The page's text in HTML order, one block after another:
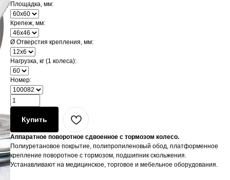
Площадка, мм:
Крепеж, мм:
Ø Отверстия крепления, мм:
Нагрузка, кг (1 колеса):
Номер:
Купить
Аппаратное поворотное сдвоенное с тормозом колесо.
Полиуретановое покрытие, полипропиленовый обод, платформенное
крепление поворотное с тормозом, подшипник скольжения.
Устанавливают на медицинское, торговое и мебельное оборудования.